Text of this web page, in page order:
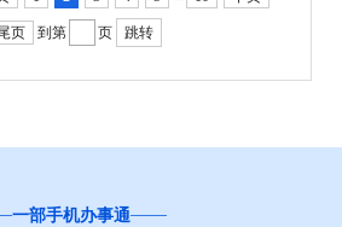
页 到第 页 跳转
一部手机办事通